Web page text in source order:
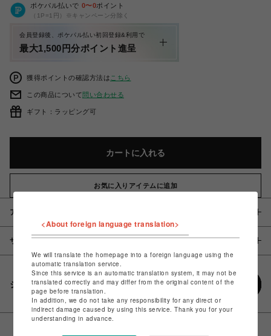
ポケパル払いで 0〜0ポイント
（1P=1円）※キャンペーン分除く
会員登録後、ポケパル払い初回登録&利用で
最大1,500円分ポイント進呈
獲得ポイントの確認方法は こちら
この商品について問い合わせる
ギフト：ラッピング可
カートに入れる
お気に入りアイテムに追加
アイテム説明 / 素材
サイズ
シェアする
<About foreign language translation>
We will translate the homepage into a foreign language using the
automatic translation service.
Since this service is an automatic translation system, it may not be
translated correctly and may differ from the original content of the
page before translation.
In addition, we do not take any responsibility for any direct or
indirect damage caused by using this service. Thank you for your
understanding in advance.